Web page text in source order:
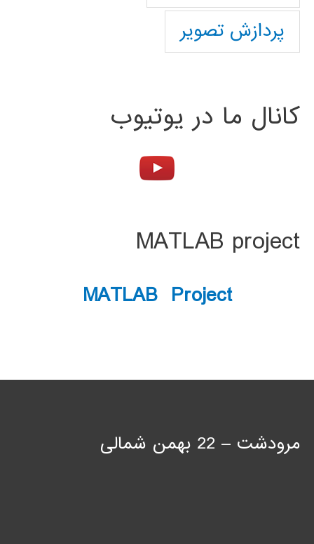
پردازش تصویر
کانال ما در یوتیوب
MATLAB project
MATLAB Project
مرودشت – 22 بهمن شمالی